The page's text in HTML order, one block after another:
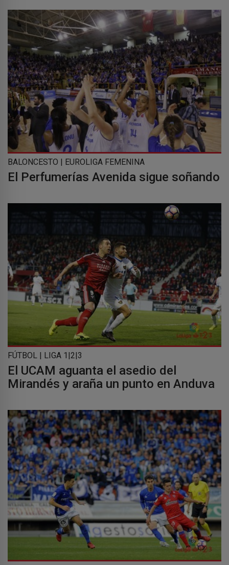
BALONCESTO | EUROLIGA FEMENINA
El Perfumerías Avenida sigue soñando
FÚTBOL | LIGA 1|2|3
El UCAM aguanta el asedio del
Mirandés y araña un punto en Anduva